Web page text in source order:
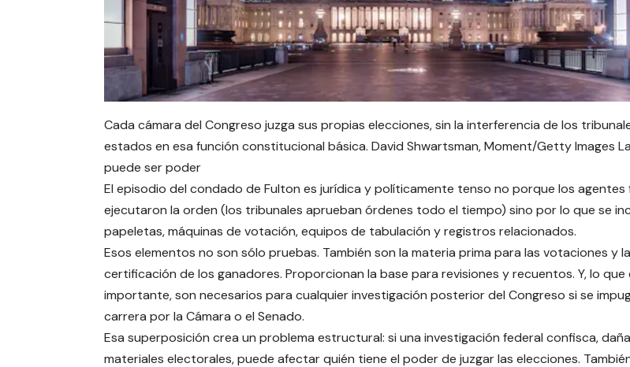
Cada cámara del Congreso juzga sus propias elecciones, sin la interferencia de los
estados en esa función constitucional básica. David Shwartsman, Moment/Getty Images
puede ser poder
El episodio del condado de Fulton es jurídica y políticamente tenso no porque los agentes
ejecutaron la orden (los tribunales aprueban órdenes todo el tiempo) sino por lo que se
papeletas, máquinas de votación, equipos de tabulación y registros relacionados.
Esos elementos no son sólo pruebas. También son la materia prima para las votaciones y la
certificación de los ganadores. Proporcionan la base para revisiones y recuentos. Y, lo que
importante, son necesarios para cualquier investigación posterior del Congreso si se
carrera por la Cámara o el Senado.
Esa superposición crea un problema estructural: si una investigación federal confisca,
materiales electorales, puede afectar quién tiene el poder de juzgar las elecciones.